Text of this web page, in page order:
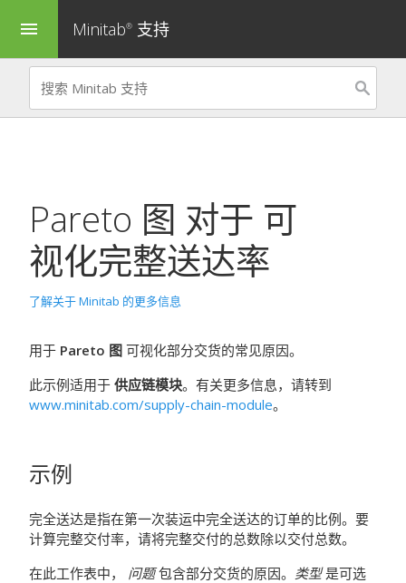
menu Minitab® 支持
Pareto 图 对于 可
视化完整送达率
了解关于 Minitab 的更多信息
用于 Pareto 图 可视化部分交货的常见原因。
此示例适用于 供应链模块。有关更多信息，请转到
www.minitab.com/supply-chain-module。
示例
完全送达是指在第一次装运中完全送达的订单的比例。要
计算完整交付率，请将完整交付的总数除以交付总数。
在此工作表中， 问题包含部分交货的原因。 类型是可选